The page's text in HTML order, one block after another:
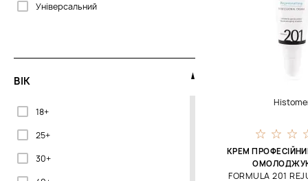
Живлення
Захист
Зволоження
Зміцнення
Матування
Універсальний
ВІК
18+
25+
30+
КРЕМ
FORMULA 201